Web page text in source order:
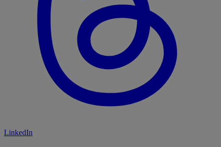
LinkedIn